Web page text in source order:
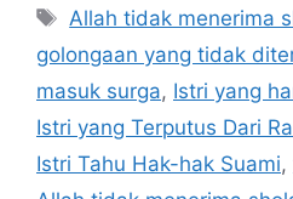
Tags
Allah tidak menerima
golongaan yang tidak
masuk surga, Istri yang
Istri yang Terputus Dari
Istri Tahu Hak-hak Suami,